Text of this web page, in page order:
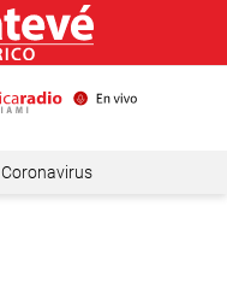
Coronavirus